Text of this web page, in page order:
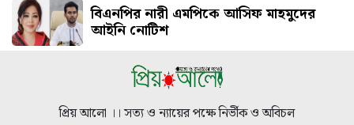
বিএনপির নারী এমপিকে আসিফ মাহমুদের
আইনি নোটিশ
প্রিয় আলো ।। সত্য ও ন্যায়ের পক্ষে নির্ভীক ও অবিচল